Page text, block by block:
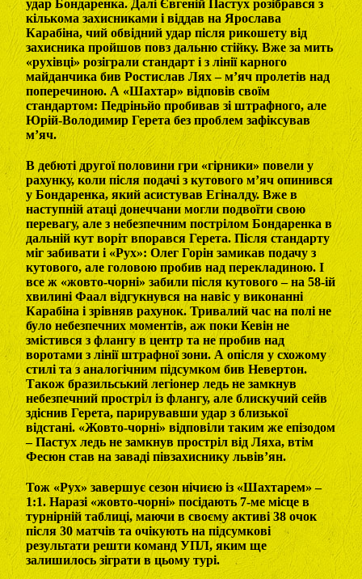
удар Бондаренка. Далі Євгеній Пастух розібрався з
кількома захисниками і віддав на Ярослава
Карабіна, чий обвідний удар після рикошету від
захисника пройшов повз дальню стійку. Вже за мить
«рухівці» розіграли стандарт і з лінії карного
майданчика бив Ростислав Лях – м’яч пролетів над
поперечиною. А «Шахтар» відповів своїм
стандартом: Педріньйо пробивав зі штрафного, але
Юрій-Володимир Герета без проблем зафіксував
м’яч.
В дебюті другої половини гри «гірники» повели у
рахунку, коли після подачі з кутового м’яч опинився
у Бондаренка, який асистував Егіналду. Вже в
наступній атаці донеччани могли подвоїти свою
перевагу, але з небезпечним пострілом Бондаренка в
дальній кут воріт впорався Герета. Після стандарту
міг забивати і «Рух»: Олег Горін замикав подачу з
кутового, але головою пробив над перекладиною. І
все ж «жовто-чорні» забили після кутового – на 58-ій
хвилині Фаал відгукнувся на навіс у виконанні
Карабіна і зрівняв рахунок. Тривалий час на полі не
було небезпечних моментів, аж поки Кевін не
змістився з флангу в центр та не пробив над
воротами з лінії штрафної зони. А опісля у схожому
стилі та з аналогічним підсумком бив Невертон.
Також бразильський легіонер ледь не замкнув
небезпечний простріл із флангу, але блискучий сейв
здіснив Герета, парирувавши удар з близької
відстані. «Жовто-чорні» відповіли таким же епізодом
– Пастух ледь не замкнув простріл від Ляха, втім
Фесюн став на заваді півзахиснику львів’ян.
Тож «Рух» завершує сезон нічиєю із «Шахтарем» –
1:1. Наразі «жовто-чорні» посідають 7-ме місце в
турнірній таблиці, маючи в своєму активі 38 очок
після 30 матчів та очікують на підсумкові
результати решти команд УПЛ, яким ще
залишилось зіграти в цьому турі.